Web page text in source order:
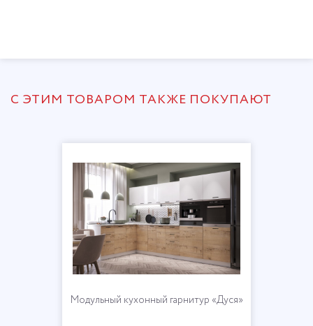
С ЭТИМ ТОВАРОМ ТАКЖЕ ПОКУПАЮТ
Модульный кухонный гарнитур «Дуся»